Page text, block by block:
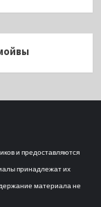
и предоставляются
принадлежат их
материала не